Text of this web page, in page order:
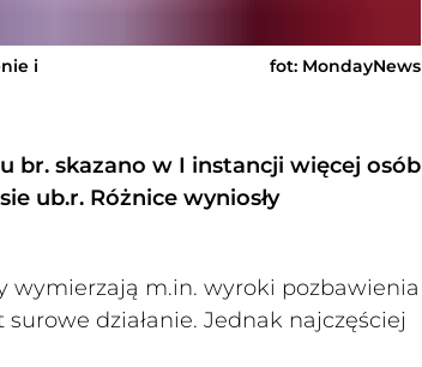
i
fot: MondayNews
br. skazano w I instancji więcej osób
ub.r. Różnice wyniosły
wymierzają m.in. wyroki pozbawienia
działanie. Jednak najczęściej